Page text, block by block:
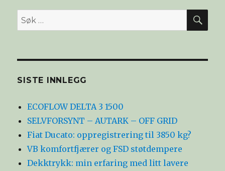
Søk
etter:
SISTE INNLEGG
ECOFLOW DELTA 3 1500
SELVFORSYNT – AUTARK – OFF GRID
Fiat Ducato: oppregistrering til 3850 kg?
VB komfortfjærer og FSD støtdempere
Dekktrykk: min erfaring med litt lavere